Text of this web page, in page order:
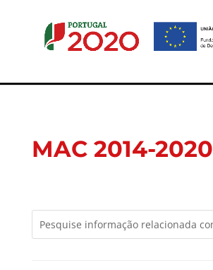
MAC 2014-2020